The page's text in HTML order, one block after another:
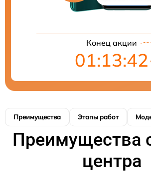
Конец акции
01:13:41
Преимущества Этапы работ
Преимущества
центра